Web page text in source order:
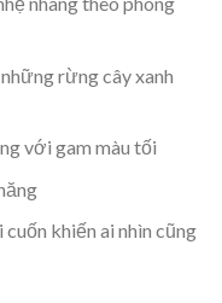
rừng cây xanh
với gam màu tối
khiến ai nhìn cũng